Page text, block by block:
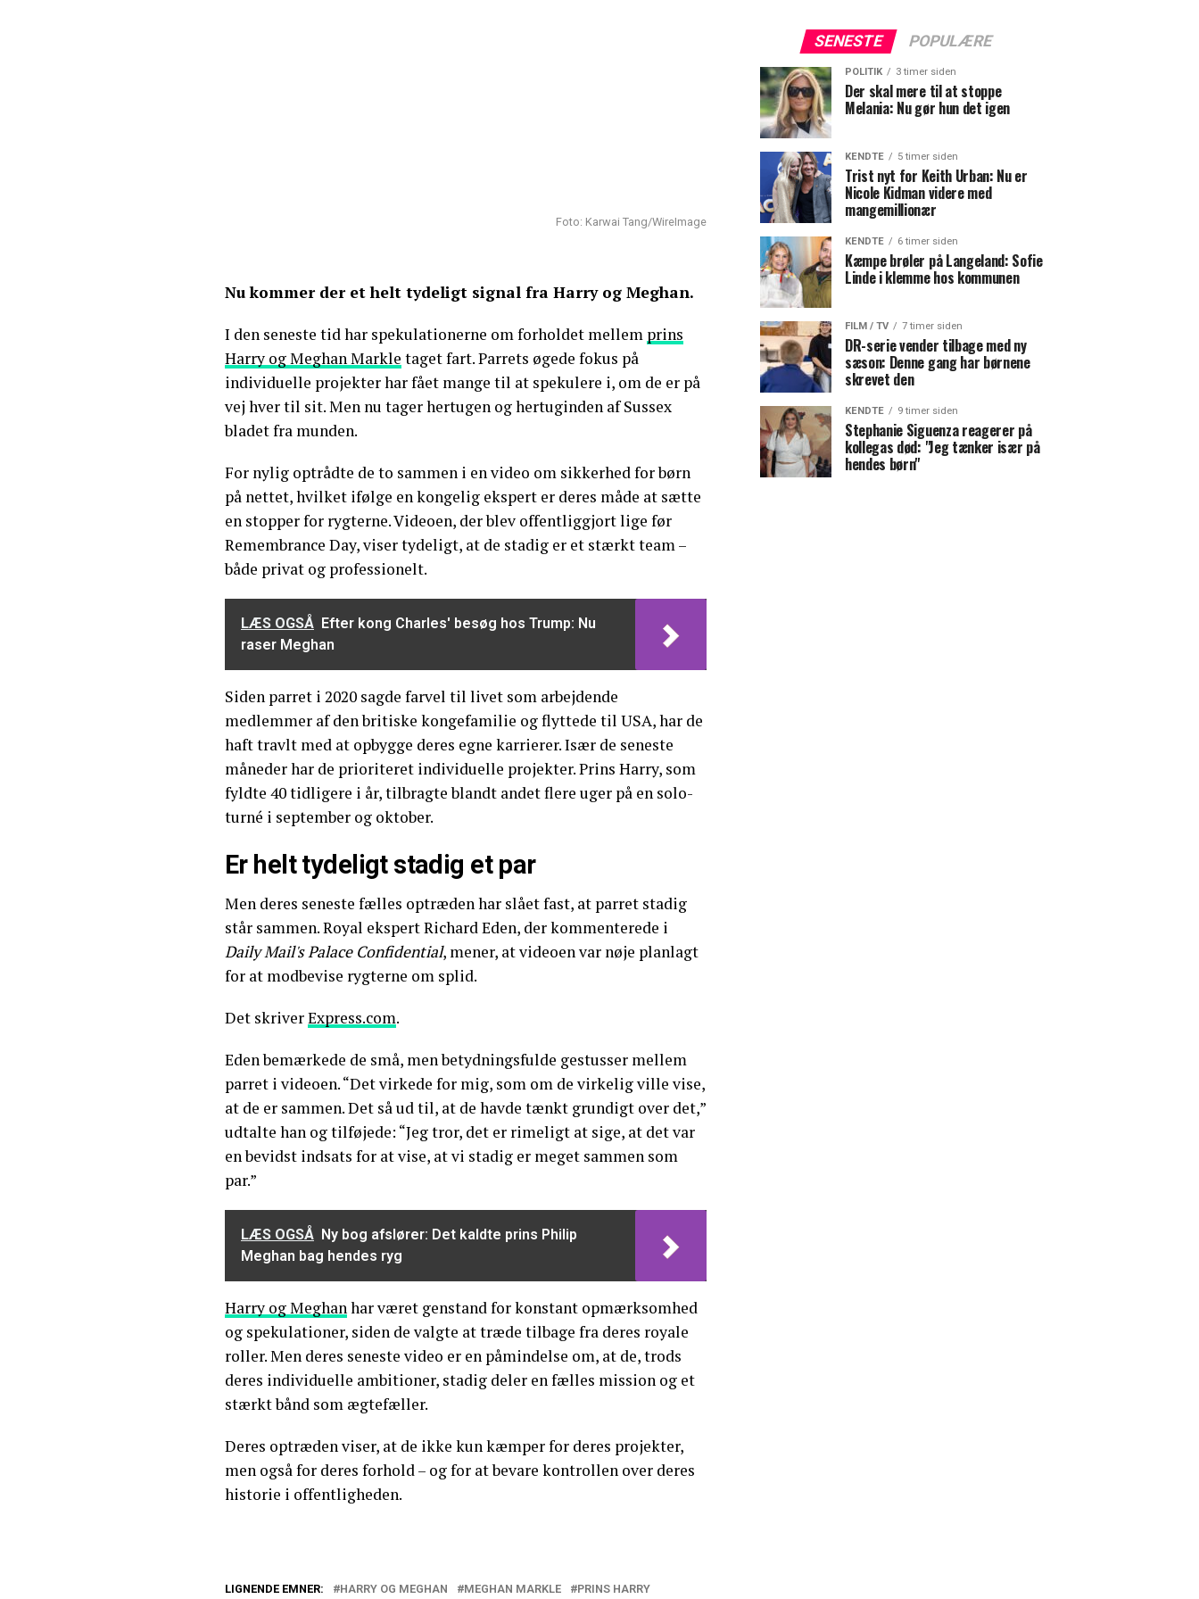
Foto: Karwai Tang/WireImage
Nu kommer der et helt tydeligt signal fra Harry og Meghan.
I den seneste tid har spekulationerne om forholdet mellem prins
Harry og Meghan Markle taget fart. Parrets øgede fokus på
individuelle projekter har fået mange til at spekulere i, om de er på
vej hver til sit. Men nu tager hertugen og hertuginden af Sussex
bladet fra munden.
For nylig optrådte de to sammen i en video om sikkerhed for børn
på nettet, hvilket ifølge en kongelig ekspert er deres måde at sætte
en stopper for rygterne. Videoen, der blev offentliggjort lige før
Remembrance Day, viser tydeligt, at de stadig er et stærkt team –
både privat og professionelt.
LÆS OGSÅ Efter kong Charles' besøg hos Trump: Nu
raser Meghan
Siden parret i 2020 sagde farvel til livet som arbejdende
medlemmer af den britiske kongefamilie og flyttede til USA, har de
haft travlt med at opbygge deres egne karrierer. Især de seneste
måneder har de prioriteret individuelle projekter. Prins Harry, som
fyldte 40 tidligere i år, tilbragte blandt andet flere uger på en solo-
turné i september og oktober.
Er helt tydeligt stadig et par
Men deres seneste fælles optræden har slået fast, at parret stadig
står sammen. Royal ekspert Richard Eden, der kommenterede i
Daily Mail's Palace Confidential, mener, at videoen var nøje planlagt
for at modbevise rygterne om splid.
Det skriverExpress.com.
Eden bemærkede de små, men betydningsfulde gestusser mellem
parret i videoen. “Det virkede for mig, som om de virkelig ville vise,
at de er sammen. Det så ud til, at de havde tænkt grundigt over det,”
udtalte han og tilføjede: “Jeg tror, det er rimeligt at sige, at det var
en bevidst indsats for at vise, at vi stadig er meget sammen som
par.”
LÆS OGSÅ Ny bog afslører: Det kaldte prins Philip
Meghan bag hendes ryg
Harry og Meghanhar været genstand for konstant opmærksomhed
og spekulationer, siden de valgte at træde tilbage fra deres royale
roller. Men deres seneste video er en påmindelse om, at de, trods
deres individuelle ambitioner, stadig deler en fælles mission og et
stærkt bånd som ægtefæller.
Deres optræden viser, at de ikke kun kæmper for deres projekter,
men også for deres forhold – og for at bevare kontrollen over deres
historie i offentligheden.
LIGNENDE EMNER: HARRY OG MEGHAN MEGHAN MARKLE PRINS HARRY
SENESTE POPULÆRE
POLITIK 3 timer siden
Der skal mere til at stoppe
Melania: Nu gør hun det igen
KENDTE 5 timer siden
Trist nyt for Keith Urban: Nu er
Nicole Kidman videre med
mangemillionær
KENDTE 6 timer siden
Kæmpe brøler på Langeland: Sofie
Linde i klemme hos kommunen
FILM / TV 7 timer siden
DR-serie vender tilbage med ny
sæson: Denne gang har børnene
skrevet den
KENDTE 9 timer siden
Stephanie Siguenza reagerer på
kollegas død: "Jeg tænker især på
hendes børn"